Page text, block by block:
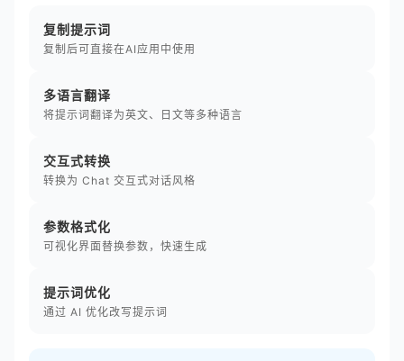
复制提示词
复制后可直接在AI应用中使用
多语言翻译
将提示词翻译为英文、日文等多种语言
交互式转换
转换为 Chat 交互式对话风格
参数格式化
可视化界面替换参数，快速生成
提示词优化
通过 AI 优化改写提示词